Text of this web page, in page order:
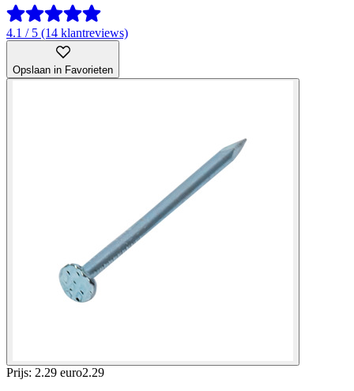
4.1 / 5 (14 klantreviews)
Opslaan in Favorieten
Prijs: 2.29 euro2.29